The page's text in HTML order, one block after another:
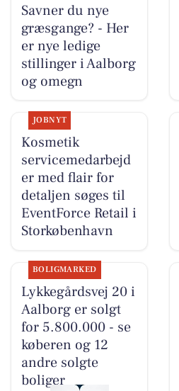
Savner du nye
græsgange? - Her
er nye ledige
stillinger i Aalborg
og omegn
JOBNYT
Kosmetik
servicemedarbejd
er med flair for
detaljen søges til
EventForce Retail i
Storkøbenhavn
BOLIGMARKED
Lykkegårdsvej 20 i
Aalborg er solgt
for 5.800.000 - se
køberen og 12
andre solgte
boliger